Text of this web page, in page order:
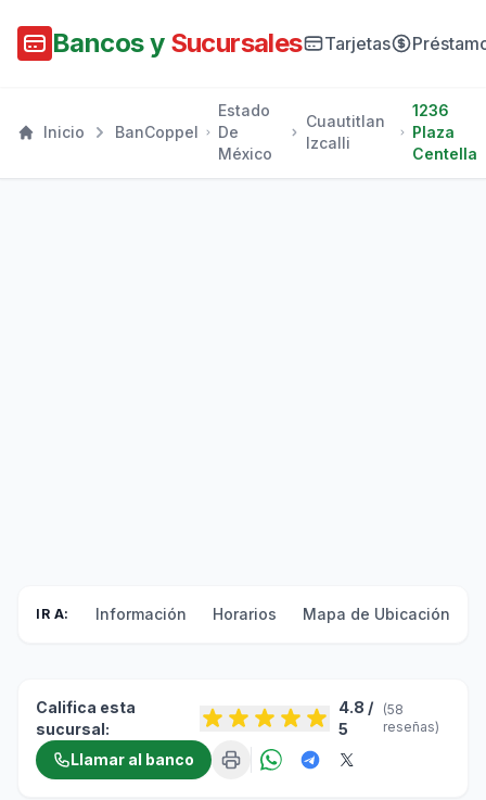
Bancos y Sucursales Tarjetas
Inicio BanCoppel
Estado
De
México
Cuautitlan
Izcalli
1236
Plaza
Centella
IR A: Información Horarios Mapa de Ubicación
Califica esta
sucursal:
4.8 /
5
(58
reseñas)
Llamar al banco